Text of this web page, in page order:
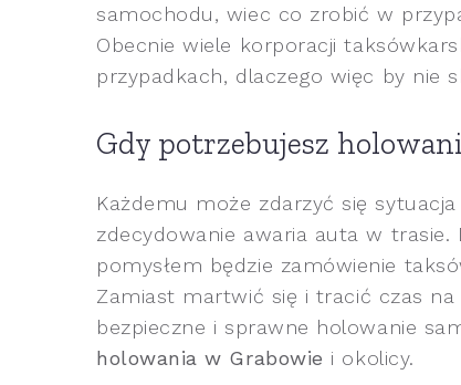
samochodu, wiec co zrobić w
Obecnie wiele korporacji
przypadkach, dlaczego więc by nie
Gdy potrzebujesz
Każdemu może zdarzyć się
zdecydowanie awaria auta w
pomysłem będzie zamówienie
Zamiast martwić się i tracić czas
bezpieczne i sprawne holowanie
holowania w Grabowie i okolicy.